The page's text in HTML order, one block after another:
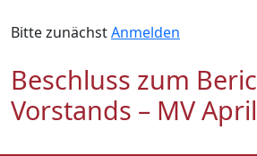
Bitte zunächstAnmelden
Beschluss zum
Vorstands – MV